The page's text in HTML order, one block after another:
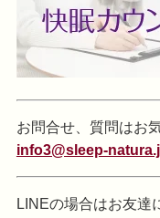
お問合せ、質問はお
info3@sleep-
LINEの場合はお友達